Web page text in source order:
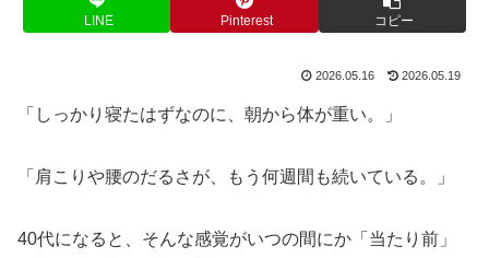
LINE Pinterest コピー
2026.05.16 2026.05.19
「しっかり寝たはずなのに、朝から体が重い。」
「肩こりや腰のだるさが、もう何週間も続いている。」
40代になると、そんな感覚がいつの間にか「当たり前」